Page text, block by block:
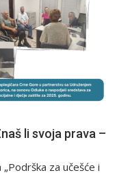
li svoja prava –
za učešće i